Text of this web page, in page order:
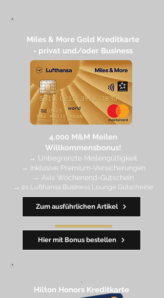
Miles & More Gold Kreditkarte​
- privat und/oder Business
4.000 M&M Meilen
Willkommensbonus!
→ Unbegrenzte Meilengültigkeit
→ Inklusive Premium-Versicherungen
→ Avis Wochenend-Gutschein
→ 2x Lufthansa Business Lounge Gutscheine
━━━━━━━
Hier mit Bonus bestellen
Zum ausführlichen Artikel
,
Hilton Honors Kreditkarte​